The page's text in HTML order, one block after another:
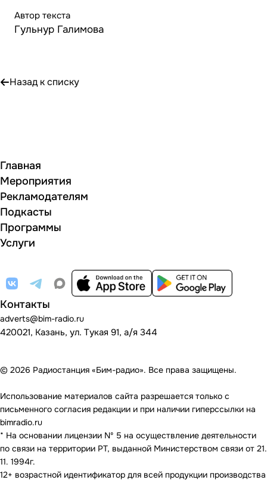
Автор текста
Гульнур Галимова
Назад к списку
Главная
Мероприятия
Рекламодателям
Подкасты
Программы
Услуги
Контакты
adverts@bim-radio.ru
420021, Казань, ул. Тукая 91, а/я 344
© 2026 Радиостанция «Бим-радио». Все права защищены.
Использование материалов сайта разрешается только с
письменного согласия редакции и при наличии гиперссылки на
bimradio.ru
* На основании лицензии Nº 5 на осуществление деятельности
по связи на территории РТ, выданной Министерством связи от 21.
11. 1994г.
12+ возрастной идентификатор для всей продукции производства